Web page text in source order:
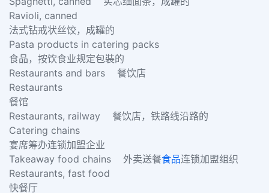
Ravioli, canned
法式钻戒状丝饺，成罐的
Pasta products in catering packs
食品，按饮食业规定包裝的
Restaurants and bars 餐饮店
Restaurants
餐馆
Restaurants, railway 餐饮店，铁路线沿路的
Catering chains
宴席筹办连锁加盟企业
Takeaway food chains 外卖送餐食品连锁加盟组织
Restaurants, fast food
快餐厅